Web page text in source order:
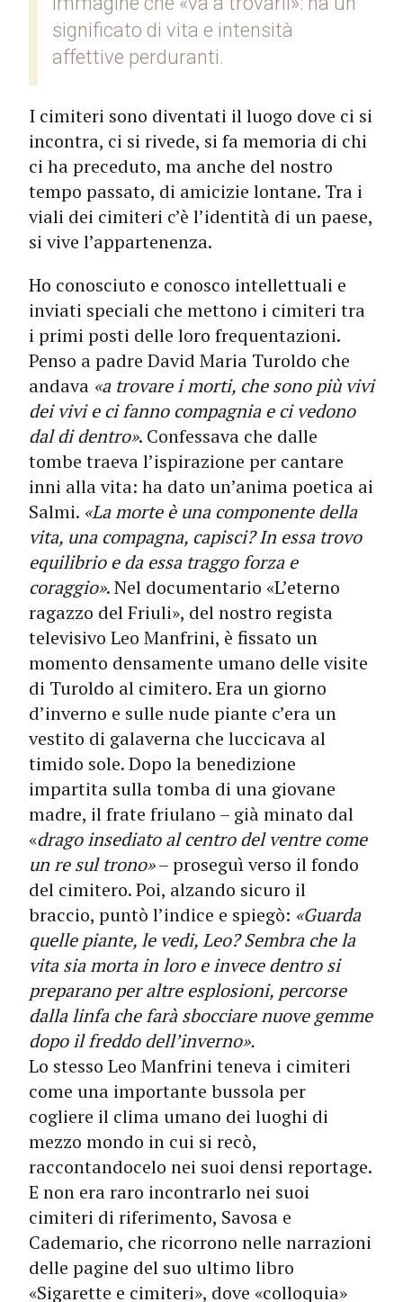
significato di vita e intensità
affettive perduranti.
I cimiteri sono diventati il luogo dove ci si
incontra, ci si rivede, si fa memoria di chi
ci ha preceduto, ma anche del nostro
tempo passato, di amicizie lontane. Tra i
viali dei cimiteri c’è l’identità di un paese,
si vive l’appartenenza.
Ho conosciuto e conosco intellettuali e
inviati speciali che mettono i cimiteri tra
i primi posti delle loro frequentazioni.
Penso a padre David Maria Turoldo che
andava «a trovare i morti, che sono più vivi
dei vivi e ci fanno compagnia e ci vedono
dal di dentro». Confessava che dalle
tombe traeva l’ispirazione per cantare
inni alla vita: ha dato un’anima poetica ai
Salmi. «La morte è una componente della
vita, una compagna, capisci? In essa trovo
equilibrio e da essa traggo forza e
coraggio». Nel documentario «L’eterno
ragazzo del Friuli», del nostro regista
televisivo Leo Manfrini, è fissato un
momento densamente umano delle visite
di Turoldo al cimitero. Era un giorno
d’inverno e sulle nude piante c’era un
vestito di galaverna che luccicava al
timido sole. Dopo la benedizione
impartita sulla tomba di una giovane
madre, il frate friulano – già minato dal
«drago insediato al centro del ventre come
un re sul trono»– proseguì verso il fondo
del cimitero. Poi, alzando sicuro il
braccio, puntò l’indice e spiegò: «Guarda
quelle piante, le vedi, Leo? Sembra che la
vita sia morta in loro e invece dentro si
preparano per altre esplosioni, percorse
dalla linfa che farà sbocciare nuove gemme
dopo il freddo dell’inverno».
Lo stesso Leo Manfrini teneva i cimiteri
come una importante bussola per
cogliere il clima umano dei luoghi di
mezzo mondo in cui si recò,
raccontandocelo nei suoi densi reportage.
E non era raro incontrarlo nei suoi
cimiteri di riferimento, Savosa e
Cademario, che ricorrono nelle narrazioni
delle pagine del suo ultimo libro
«Sigarette e cimiteri», dove «colloquia»